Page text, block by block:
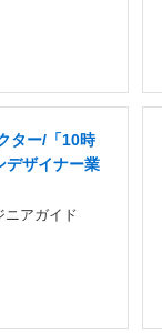
ター/「10時
デザイナー業
ニアガイド